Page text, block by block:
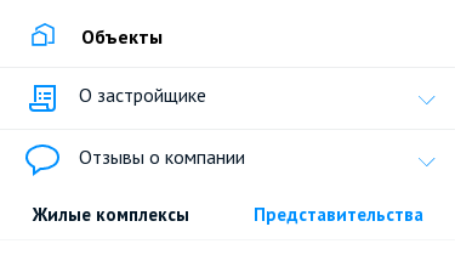
Объекты
О застройщике
Отзывы о компании
Жилые комплексы Представительства